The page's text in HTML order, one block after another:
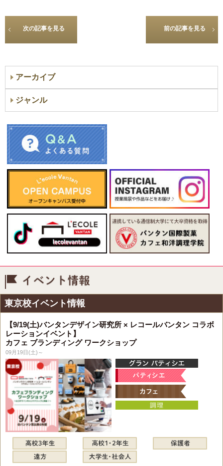
次の記事を見る 前の記事を見る
アーカイブ
ジャンル
東京校イベント情報
【9/19(土)バンタンデザイン研究所 × レコールバンタン コラボ
レーションイベント】
カフェ ブランディング ワークショップ
09月19日(土)～